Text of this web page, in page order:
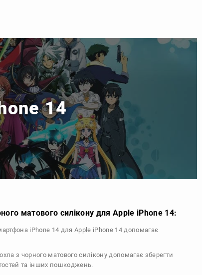
14
матового силікону для Apple iPhone 14:
iPhone 14 для Apple iPhone 14 допомагає
з чорного матового силікону допомагає зберегти
та інших пошкоджень.